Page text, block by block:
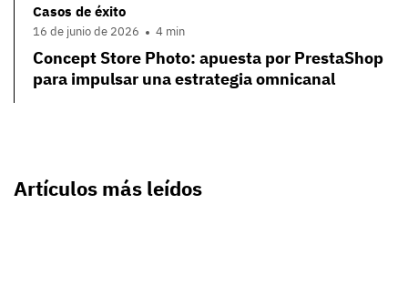
Casos de éxito
16 de junio de 2026 4 min
Concept Store Photo: apuesta por PrestaShop
para impulsar una estrategia omnicanal
Artículos más leídos